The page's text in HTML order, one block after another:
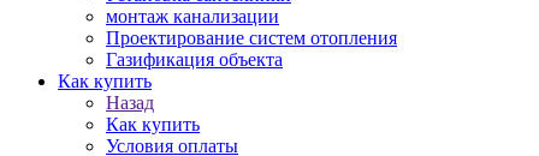
монтаж канализации
Проектирование систем отопления
Газификация объекта
Как купить
Назад
Как купить
Условия оплаты